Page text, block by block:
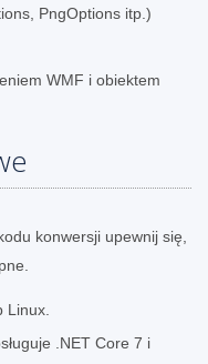
PngOptions itp.)
WMF i obiektem
konwersji upewnij się,
Linux.
.NET Core 7 i